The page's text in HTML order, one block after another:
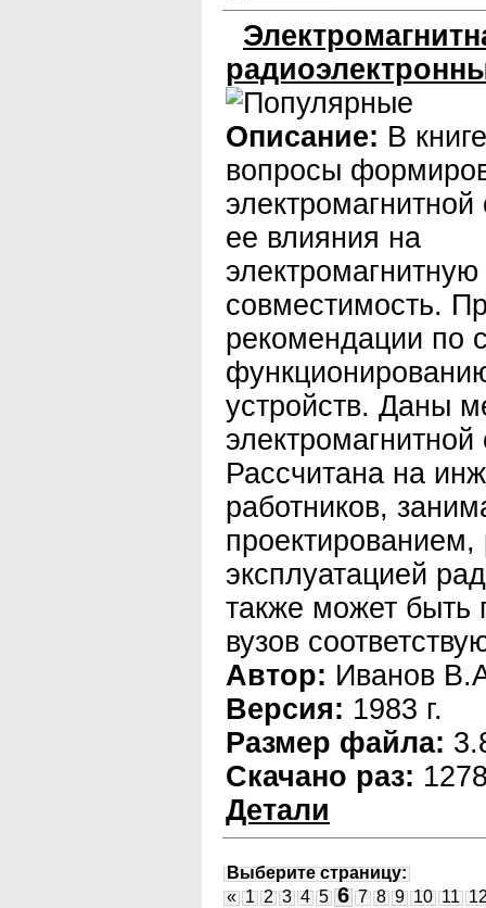
Описание: В
вопросы
электромагнитной
ее влияния на
электромагнитную
совместимость.
рекомендации по
устройств. Даны
Рассчитана на
работников,
проектированием,
эксплуатацией
также может быть
вузов
Автор: Иванов
Версия: 1983 г.
Размер файла:
Скачано раз:
Детали
Выберите страницу:
« 1 2 3 4 5 6 7 8 9 10 11